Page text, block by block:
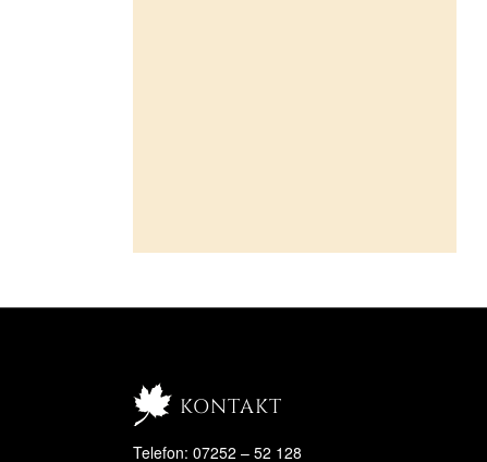
kontakt
Telefon: 07252 – 52 128